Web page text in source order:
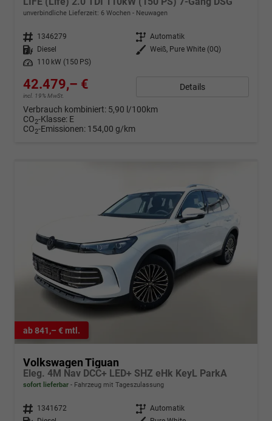
unverbindliche Lieferzeit: 6 Wochen Neuwagen
Fahrzeugnr. 1346279 Getriebe Automatik
Kraftstoff
Diesel Außenfarbe Weiß, Pure White (0Q)
Leistung
110 kW (150 PS)
42.479,– €
incl. 19% MwSt.
Details
Verbrauch kombiniert: 5,90 l/100km
CO2-Klasse: E
CO2-Emissionen: 154,00 g/km
ab 841,– € mtl.
Volkswagen Tiguan
Eleg. 4M Nav DCC+ LED+ SHZ eHk KeyL ParkA
sofort lieferbar Fahrzeug mit Tageszulassung
Fahrzeugnr. 1341672 Getriebe Automatik